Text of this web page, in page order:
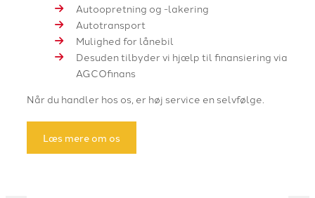
Autoopretning og -lakering
Autotransport
Mulighed for lånebil
Desuden tilbyder vi hjælp til finansiering via
AGCOfinans
Når du handler hos os, er høj service en selvfølge.
Læs mere om os